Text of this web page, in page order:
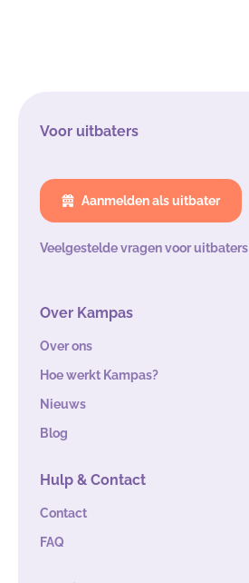
Voor uitbaters
Aanmelden als uitbater
Veelgestelde vragen voor uitbaters
Over Kampas
Over ons
Hoe werkt Kampas?
Nieuws
Blog
Hulp & Contact
Contact
FAQ